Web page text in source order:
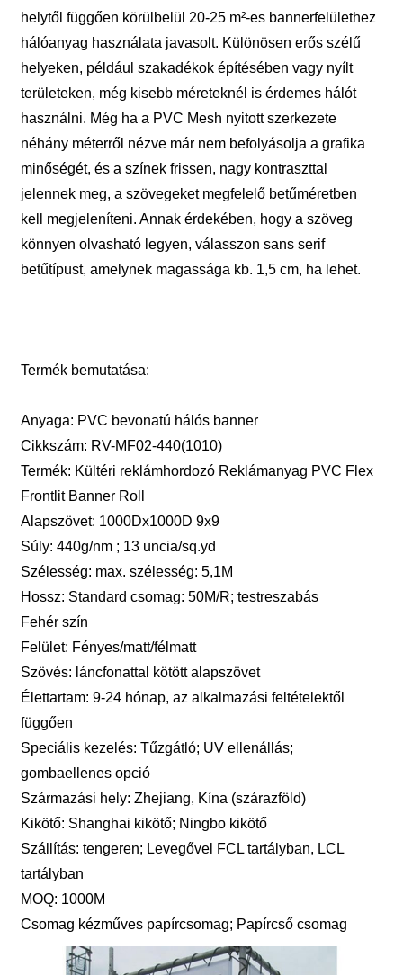
helytől függően körülbelül 20-25 m²-es bannerfelülethez
hálóanyag használata javasolt. Különösen erős szélű
helyeken, például szakadékok építésében vagy nyílt
területeken, még kisebb méreteknél is érdemes hálót
használni. Még ha a PVC Mesh nyitott szerkezete
néhány méterről nézve már nem befolyásolja a grafika
minőségét, és a színek frissen, nagy kontraszttal
jelennek meg, a szövegeket megfelelő betűméretben
kell megjeleníteni. Annak érdekében, hogy a szöveg
könnyen olvasható legyen, válasszon sans serif
betűtípust, amelynek magassága kb. 1,5 cm, ha lehet.
Termék bemutatása:
Anyaga: PVC bevonatú hálós banner
Cikkszám: RV-MF02-440(1010)
Termék: Kültéri reklámhordozó Reklámanyag PVC Flex
Frontlit Banner Roll
Alapszövet: 1000Dx1000D 9x9
Súly: 440g/nm ; 13 uncia/sq.yd
Szélesség: max. szélesség: 5,1M
Hossz: Standard csomag: 50M/R; testreszabás
Fehér szín
Felület: Fényes/matt/félmatt
Szövés: láncfonattal kötött alapszövet
Élettartam: 9-24 hónap, az alkalmazási feltételektől
függően
Speciális kezelés: Tűzgátló; UV ellenállás;
gombaellenes opció
Származási hely: Zhejiang, Kína (szárazföld)
Kikötő: Shanghai kikötő; Ningbo kikötő
Szállítás: tengeren; Levegővel FCL tartályban, LCL
tartályban
MOQ: 1000M
Csomag kézműves papírcsomag; Papírcső csomag